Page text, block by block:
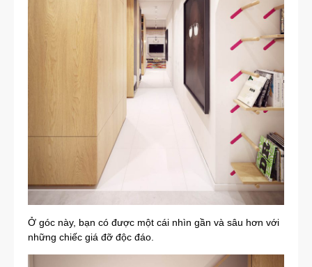
Ở góc này, bạn có được một cái nhìn gần và sâu hơn với
những chiếc giá đỡ độc đáo.